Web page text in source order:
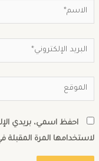
احفظ اسمي، بريدي
المرة المقبلة في